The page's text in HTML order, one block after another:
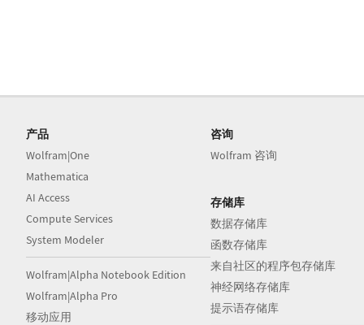
产品
Wolfram|One
Mathematica
AI Access
Compute Services
System Modeler
Wolfram|Alpha Notebook Edition
Wolfram|Alpha Pro
移动应用
咨询
Wolfram 咨询
存储库
数据存储库
函数存储库
来自社区的程序包存储库
神经网络存储库
提示语存储库